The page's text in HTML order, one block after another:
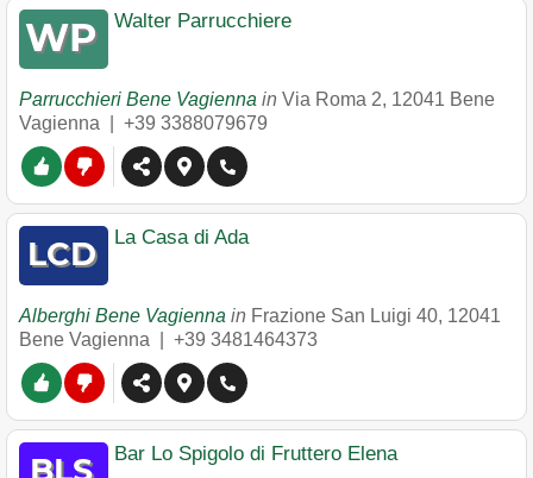
Walter Parrucchiere
Parrucchieri Bene Vagienna in Via Roma 2, 12041 Bene
Vagienna
+39 3388079679
La Casa di Ada
Alberghi Bene Vagienna in Frazione San Luigi 40, 12041
Bene Vagienna
+39 3481464373
Bar Lo Spigolo di Fruttero Elena